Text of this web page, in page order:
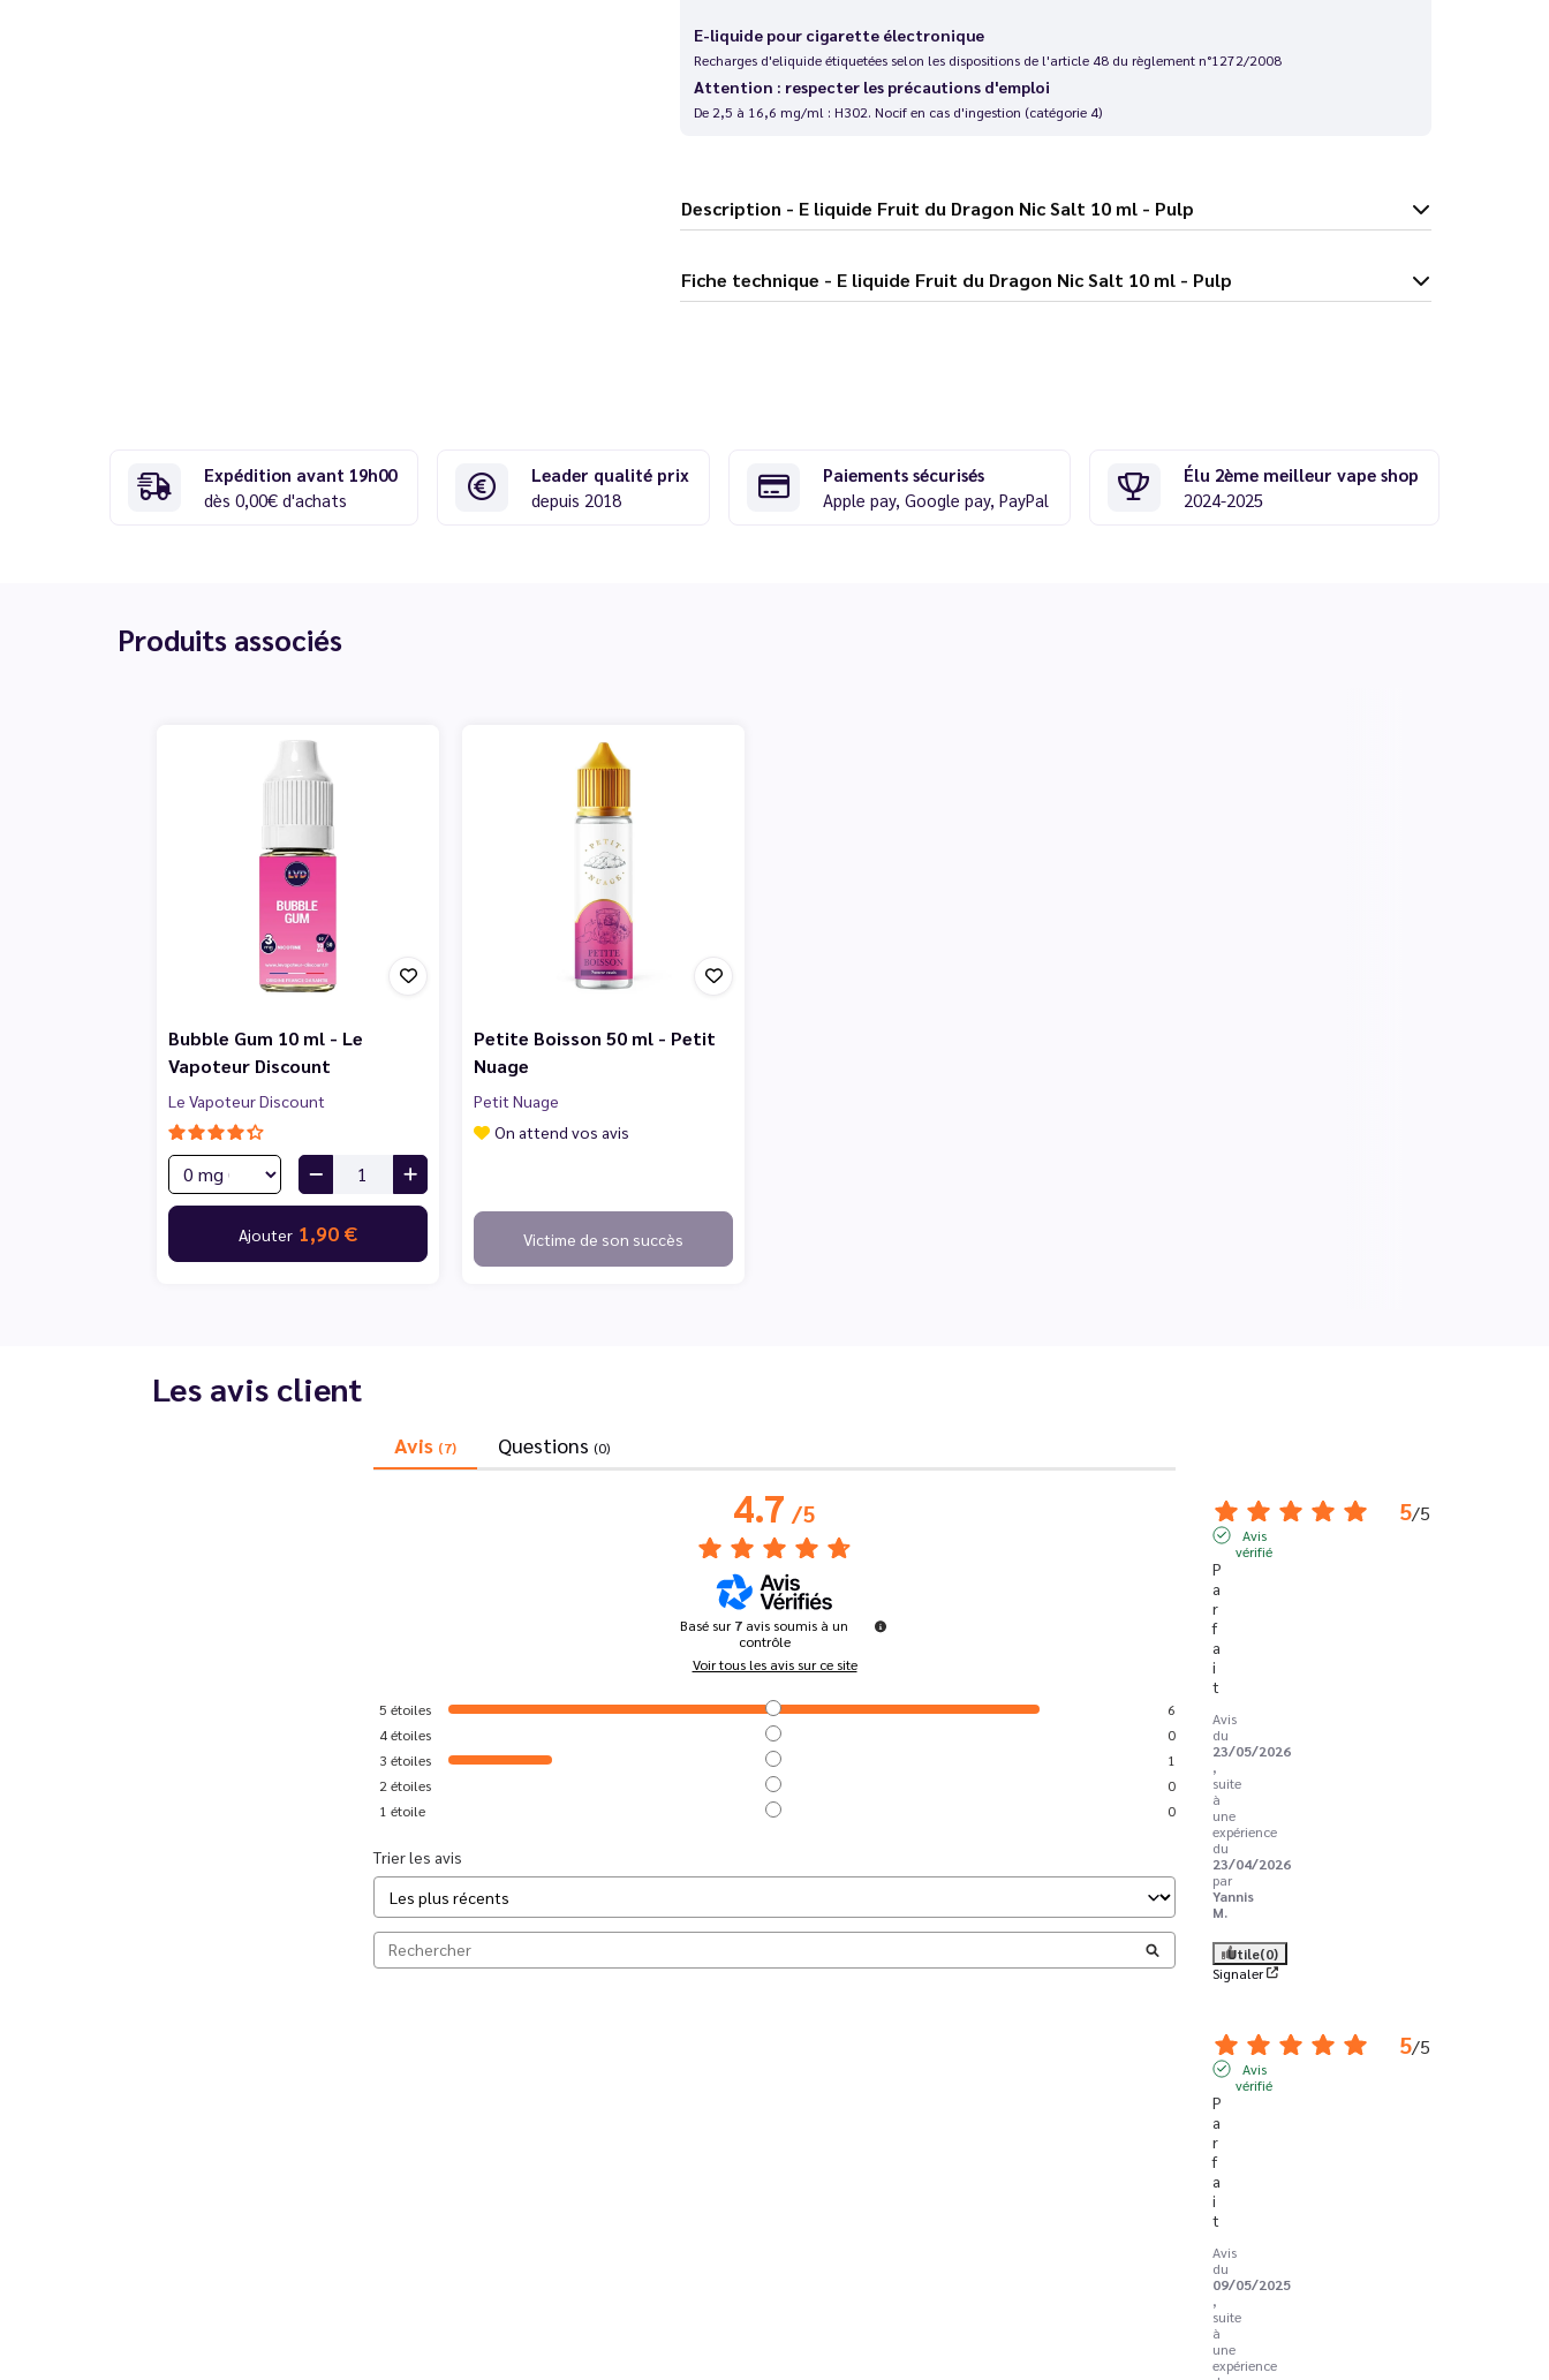
E-liquide pour cigarette électronique
Recharges d'eliquide étiquetées selon les dispositions de l'article 48 du règlement n°1272/2008
Attention : respecter les précautions d'emploi
De 2,5 à 16,6 mg/ml : H302. Nocif en cas d'ingestion (catégorie 4)
Description - E liquide Fruit du Dragon Nic Salt 10 ml - Pulp
Fiche technique - E liquide Fruit du Dragon Nic Salt 10 ml - Pulp
Expédition avant 19h00
dès 0,00€ d'achats
Leader qualité prix
depuis 2018
Paiements sécurisés
Apple pay, Google pay, PayPal
Élu 2ème meilleur vape shop
2024-2025
Produits associés
Bubble Gum 10 ml - Le
Vapoteur Discount
Le Vapoteur Discount
Ajouter 1,90 €
Petite Boisson 50 ml - Petit
Nuage
Petit Nuage
On attend vos avis
Victime de son succès
Les avis client
Avis (7) Questions (0)
4.7/5
Basé sur7 avis soumis à un
contrôle
Voir tous les avis sur ce site
5 étoiles
6
4étoiles
0
3 étoiles
1
2 étoiles
0
1 étoile 0
Trier les avis
5/5
Avis
vérifié
P
a
r
f
a
i
t
Avis
du
23/05/2026
,
suite
à
une
expérience
du
23/04/2026
par
Yannis
M.
Utile(0)
Signaler
5/5
Avis
vérifié
P
a
r
f
a
i
t
Avis
du
09/05/2025
,
suite
à
une
expérience